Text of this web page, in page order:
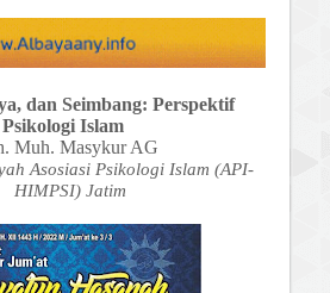
dan Seimbang: Perspektif
Psikologi Islam
Muh. Masykur AG
Asosiasi Psikologi Islam (API-
HIMPSI) Jatim